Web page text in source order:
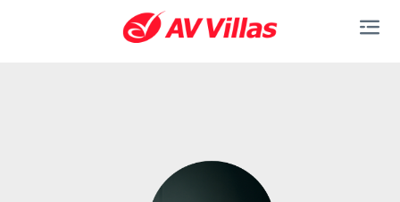
Saltar al contenido principal